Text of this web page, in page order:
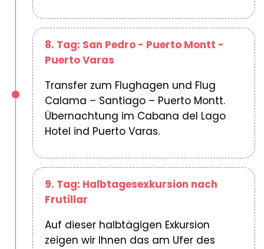
8. Tag: San Pedro - Puerto Montt -
Puerto Varas
Transfer zum Flughagen und Flug
Calama – Santiago – Puerto Montt.
Übernachtung im Cabana del Lago
Hotel ind Puerto Varas.
9. Tag: Halbtagesexkursion nach
Frutillar
Auf dieser halbtägigen Exkursion
zeigen wir Ihnen das am Ufer des